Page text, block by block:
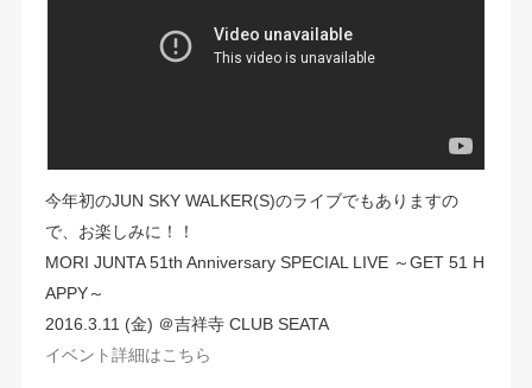
今年初のJUN SKY WALKER(S)のライブでもありますの
で、お楽しみに！！
MORI JUNTA 51th Anniversary SPECIAL LIVE ～GET 51 H
APPY～
2016.3.11 (金) ＠吉祥寺 CLUB SEATA
イベント詳細はこちら